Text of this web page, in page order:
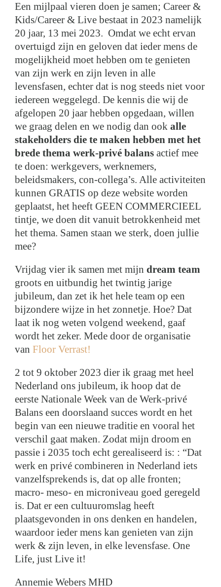
Een mijlpaal vieren doen je samen; Career &
Kids/Career & Live bestaat in 2023 namelijk
20 jaar, 13 mei 2023. Omdat we echt ervan
overtuigd zijn en geloven dat ieder mens de
mogelijkheid moet hebben om te genieten
van zijn werk en zijn leven in alle
levensfasen, echter dat is nog steeds niet voor
iedereen weggelegd. De kennis die wij de
afgelopen 20 jaar hebben opgedaan, willen
we graag delen en we nodig dan ook alle
stakeholders die te maken hebben met het
brede thema werk-privé balans actief mee
te doen: werkgevers, werknemers,
beleidsmakers, con-collega’s. Alle activiteiten
kunnen GRATIS op deze website worden
geplaatst, het heeft GEEN COMMERCIEEL
tintje, we doen dit vanuit betrokkenheid met
het thema. Samen staan we sterk, doen jullie
mee?
Vrijdag vier ik samen met mijn dream team
groots en uitbundig het twintig jarige
jubileum, dan zet ik het hele team op een
bijzondere wijze in het zonnetje. Hoe? Dat
laat ik nog weten volgend weekend, gaaf
wordt het zeker. Mede door de organisatie
van Floor Verrast!
2 tot 9 oktober 2023 dier ik graag met heel
Nederland ons jubileum, ik hoop dat de
eerste Nationale Week van de Werk-privé
Balans een doorslaand succes wordt en het
begin van een nieuwe traditie en vooral het
verschil gaat maken. Zodat mijn droom en
passie i 2035 toch echt gerealiseerd is: : “Dat
werk en privé combineren in Nederland iets
vanzelfsprekends is, dat op alle fronten;
macro- meso- en microniveau goed geregeld
is. Dat er een cultuuromslag heeft
plaatsgevonden in ons denken en handelen,
waardoor ieder mens kan genieten van zijn
werk & zijn leven, in elke levensfase. One
Life, just Live it!
Annemie Webers MHD